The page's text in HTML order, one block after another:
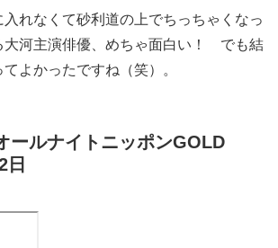
れなくて砂利道の上でちっちゃくなっ
大河主演俳優、めちゃ面白い！ でも結
よかったですね（笑）。
ールナイトニッポンGOLD
日